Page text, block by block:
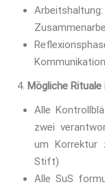
Kommunikation
Mögliche Rituale
Alle
zwei
um Korrektur
Stift)
Alle SuS